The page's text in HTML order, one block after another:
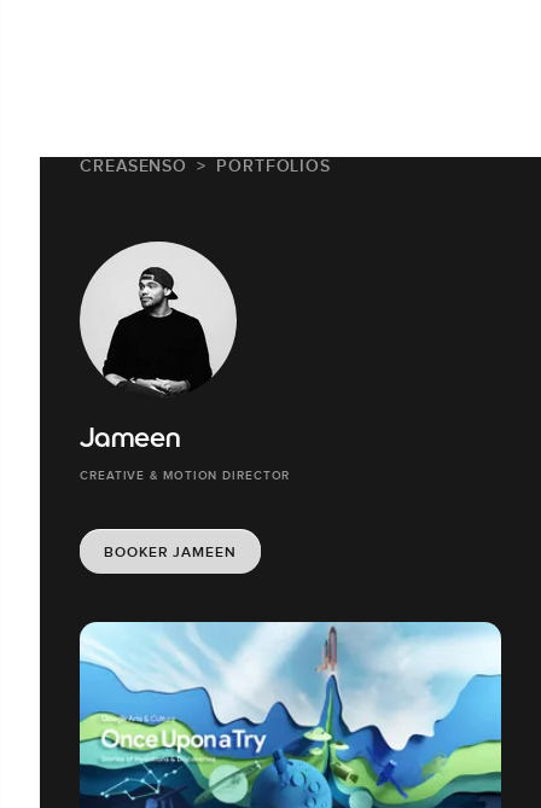
CREASENSO PORTFOLIOS
Jameen
CREATIVE & MOTION DIRECTOR
BOOKER JAMEEN